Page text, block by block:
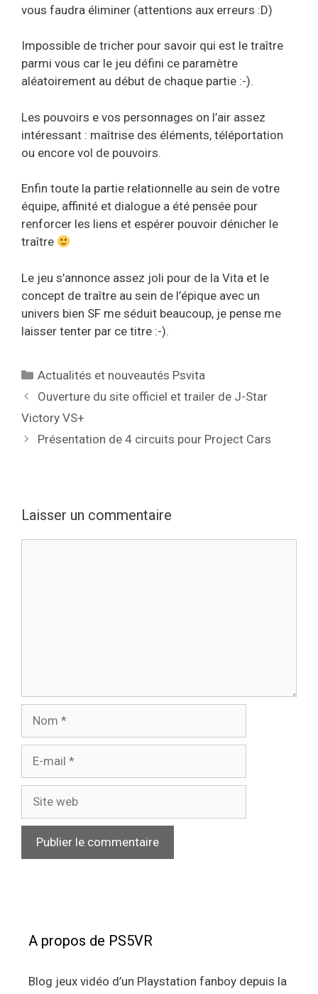
vous faudra éliminer (attentions aux erreurs :D)
Impossible de tricher pour savoir qui est le traître
parmi vous car le jeu défini ce paramètre
aléatoirement au début de chaque partie :-).
Les pouvoirs e vos personnages on l’air assez
intéressant : maîtrise des éléments, téléportation
ou encore vol de pouvoirs.
Enfin toute la partie relationnelle au sein de votre
équipe, affinité et dialogue a été pensée pour
renforcer les liens et espérer pouvoir dénicher le
traître
Le jeu s’annonce assez joli pour de la Vita et le
concept de traître au sein de l’épique avec un
univers bien SF me séduit beaucoup, je pense me
laisser tenter par ce titre :-).
Catégories
Actualités et nouveautés Psvita
Ouverture du site officiel et trailer de J-Star
Victory VS+
Présentation de 4 circuits pour Project Cars
Laisser un commentaire
mail
web
A propos de PS5VR
Blog jeux vidéo d’un Playstation fanboy depuis la